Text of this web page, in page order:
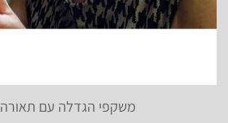
משקפי הגדלה עם תאורה Fonda